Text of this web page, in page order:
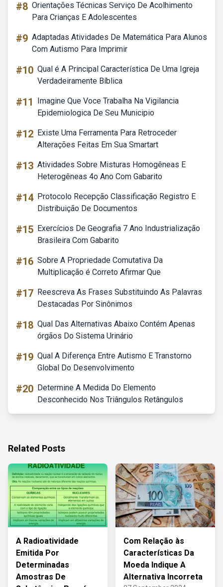
#8 Orientações Técnicas Serviço De Acolhimento
Para Crianças E Adolescentes
#9 Adaptadas Atividades De Matemática Para Alunos
Com Autismo Para Imprimir
#10 Qual é A Principal Característica De Uma Igreja
Verdadeiramente Bíblica
#11
Imagine Que Voce Trabalha Na Vigilancia
Epidemiologica De Seu Municipio
#12 Existe Uma Ferramenta Para Retroceder
Alterações Feitas Em Sua Smartart
#13 Atividades Sobre Misturas Homogêneas E
Heterogêneas 4o Ano Com Gabarito
#14 Protocolo Recepção Classificação Registro E
Distribuição De Documentos
#15 Exercícios De Geografia 7 Ano Industrialização
Brasileira Com Gabarito
#16 Sobre A Propriedade Comutativa Da
Multiplicação é Correto Afirmar Que
#17 Reescreva As Frases Substituindo As Palavras
Destacadas Por Sinônimos
#18 Qual Das Alternativas Abaixo Contém Apenas
órgãos Do Sistema Urinário
#19 Qual A Diferença Entre Autismo E Transtorno
Global Do Desenvolvimento
#20 Determine A Medida Do Elemento
Desconhecido Nos Triângulos Retângulos
Related Posts
A Radioatividade
Emitida Por
Determinadas
Amostras De
Com Relação às
Características Da
Moeda Indique A
Alternativa Incorreta